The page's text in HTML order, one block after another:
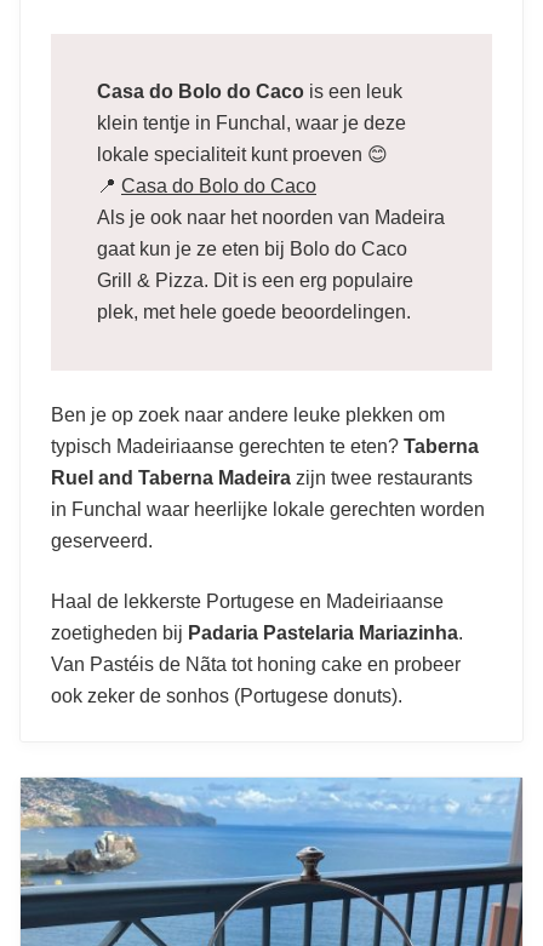
Casa do Bolo do Caco is een leuk
klein tentje in Funchal, waar je deze
lokale specialiteit kunt proeven 😊
📍 Casa do Bolo do Caco
Als je ook naar het noorden van Madeira
gaat kun je ze eten bij Bolo do Caco
Grill & Pizza. Dit is een erg populaire
plek, met hele goede beoordelingen.
Ben je op zoek naar andere leuke plekken om
typisch Madeiriaanse gerechten te eten? Taberna
Ruel and Taberna Madeira zijn twee restaurants
in Funchal waar heerlijke lokale gerechten worden
geserveerd.
Haal de lekkerste Portugese en Madeiriaanse
zoetigheden bij Padaria Pastelaria Mariazinha.
Van Pastéis de Nãta tot honing cake en probeer
ook zeker de sonhos (Portugese donuts).